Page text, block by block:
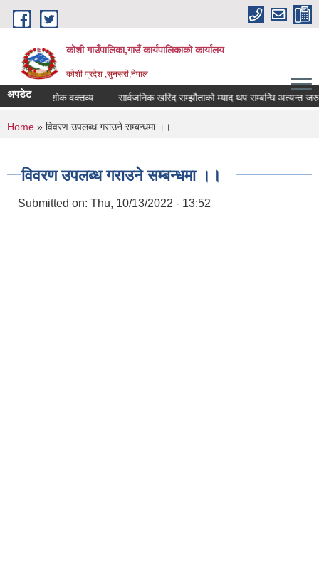
Skip to main content
कोशी गाउँपालिका,गाउँ कार्यपालिकाको कार्यालय
काेशी प्रदेश ,सुनसरी,नेपाल
अपडेट
स्थानीय शोक विदा सम्बन्धमा !!! शोक वक्तव्य सार्वजनिक खरिद सम्झौताको म्याद थप सम्बन्धि अत्यन्त
You are here
Home » विवरण उपलब्ध गराउने सम्बन्धमा ।।
विवरण उपलब्ध गराउने सम्बन्धमा ।।
Submitted on: Thu, 10/13/2022 - 13:52